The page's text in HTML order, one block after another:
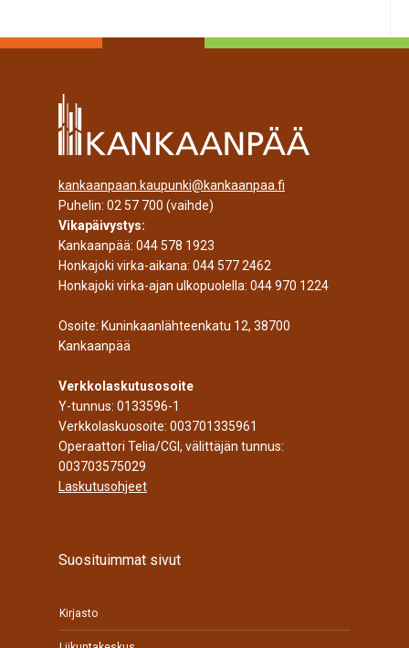
kankaanpaan.kaupunki@kankaanpaa.fi
Puhelin: 02 57 700 (vaihde)
Vikapäivystys:
Kankaanpää: 044 578 1923
Honkajoki virka-aikana: 044 577 2462
Honkajoki virka-ajan ulkopuolella: 044 970 1224
Osoite: Kuninkaanlähteenkatu 12, 38700
Kankaanpää
Verkkolaskutusosoite
Y-tunnus: 0133596-1
Verkkolaskuosoite: 003701335961
Operaattori Telia/CGI, välittäjän tunnus:
003703575029
Laskutusohjeet
Suosituimmat sivut
Kirjasto